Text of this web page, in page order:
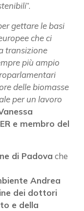
”.
gettare le basi
che ci
transizione
più ampio
delle biomasse
per un lavoro
e membro del
di Padova che
Andrea
dei dottori
e della